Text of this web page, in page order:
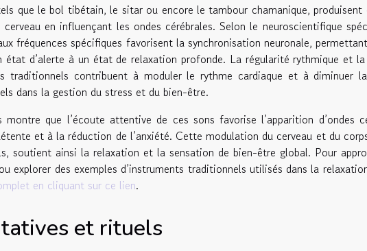
que le bol tibétain, le sitar ou encore le tambour chamanique, produisent
en influençant les ondes cérébrales. Selon le neuroscientifique
fréquences spécifiques favorisent la synchronisation neuronale,
état d’alerte à un état de relaxation profonde. La régularité rythmique et
traditionnels contribuent à moduler le rythme cardiaque et à diminuer
dans la gestion du stress et du bien-être.
montre que l’écoute attentive de ces sons favorise l’apparition d’ondes
et à la réduction de l’anxiété. Cette modulation du cerveau et du
soutient ainsi la relaxation et la sensation de bien-être global. Pour
explorer des exemples d’instruments traditionnels utilisés dans la
en cliquant sur ce lien.
et rituels